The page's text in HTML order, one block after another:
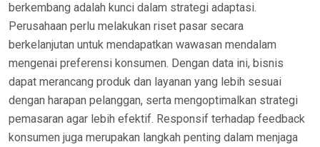
berkembang adalah kunci dalam strategi adaptasi.
Perusahaan perlu melakukan riset pasar secara
berkelanjutan untuk mendapatkan wawasan mendalam
mengenai preferensi konsumen. Dengan data ini, bisnis
dapat merancang produk dan layanan yang lebih sesuai
dengan harapan pelanggan, serta mengoptimalkan strategi
pemasaran agar lebih efektif. Responsif terhadap feedback
konsumen juga merupakan langkah penting dalam menjaga